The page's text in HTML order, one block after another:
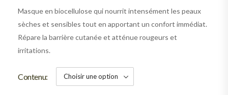
Masque en biocellulose qui nourrit intensément les peaux
sèches et sensibles tout en apportant un confort immédiat.
Répare la barrière cutanée et atténue rougeurs et
irritations.
Contenu